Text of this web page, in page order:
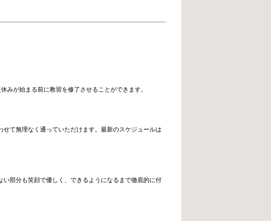
みが始まる前に教習を修了させることができます。
て無理なく通っていただけます。最新のスケジュールは
部分も笑顔で優しく、できるようになるまで徹底的に付